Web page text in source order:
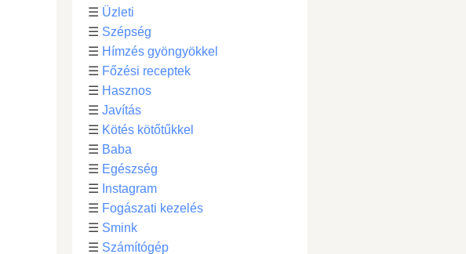
☰ Üzleti
☰ Szépség
☰ Hímzés gyöngyökkel
☰ Főzési receptek
☰ Hasznos
☰ Javítás
☰ Kötés kötőtűkkel
☰ Baba
☰ Egészség
☰ Instagram
☰ Fogászati kezelés
☰ Smink
☰ Számítógép